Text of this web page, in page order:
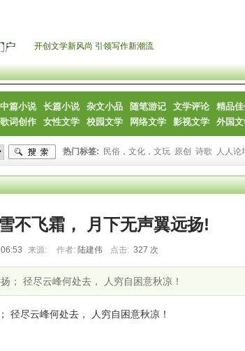
开创文学新风尚 引领写作新潮流
中篇小说 长篇小说 杂文小品 随笔游记 文学评论 精品
歌词创作 女性文学 校园文学 网络文学 影视文学 外国
热门标签: 民俗，文化，文玩 原创 诗歌 人人论
不飞霜， 月下无声翼远扬!
来源: 作者: 陆建伟 点击: 327 次
； 径尽云峰何处去， 人穷自困意秋凉！
径尽云峰何处去， 人穷自困意秋凉！